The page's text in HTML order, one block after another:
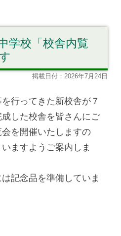
学校「校舎内覧
掲載日付：2026年7月24日
行ってきた新校舎が７
した校舎を皆さんにご
を開催いたしますの
ますようご案内しま
記念品を準備していま